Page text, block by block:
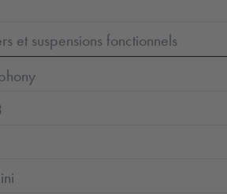
et suspensions fonctionnels